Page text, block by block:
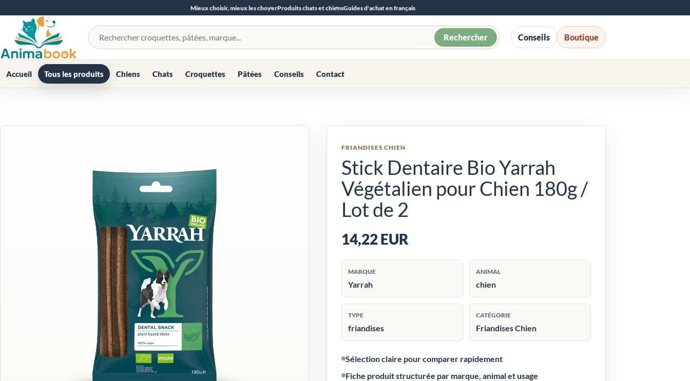
Mieux choisir, mieux les choyerProduits chats et chiensGuides d'achat en français
Rechercher un produit Rechercher Conseils Boutique
Accueil Tous les produits Chiens Chats Croquettes Pâtées Conseils Contact
FRIANDISES CHIEN
Stick Dentaire Bio Yarrah
Végétalien pour Chien 180g /
Lot de 2
14,22 EUR
MARQUE
Yarrah
ANIMAL
chien
TYPE
friandises
CATÉGORIE
Friandises Chien
Sélection claire pour comparer rapidement
Fiche produit structurée par marque, animal et usage